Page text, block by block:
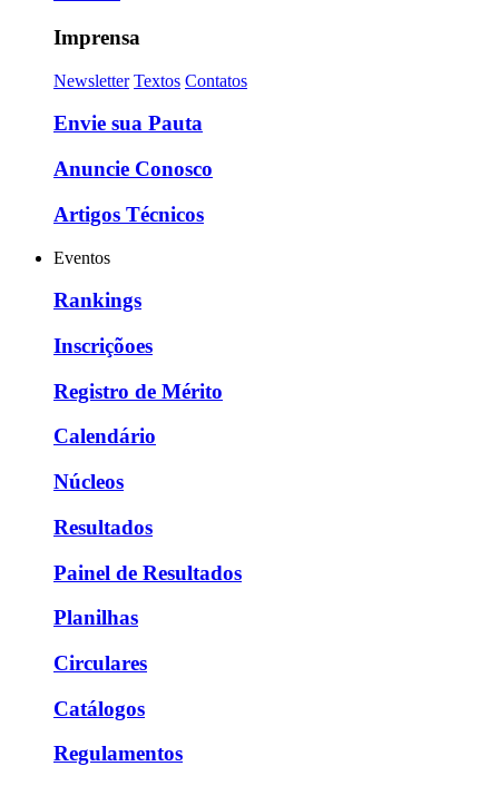
Imprensa
Newsletter Textos Contatos
Envie sua Pauta
Anuncie Conosco
Artigos Técnicos
Eventos
Rankings
Inscriçõoes
Registro de Mérito
Calendário
Núcleos
Resultados
Painel de Resultados
Planilhas
Circulares
Catálogos
Regulamentos